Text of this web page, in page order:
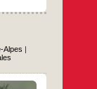
Alpes